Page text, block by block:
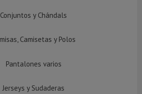
Conjuntos y Chándals
Camisetas y Polos
Pantalones varios
Jerseys y Sudaderas